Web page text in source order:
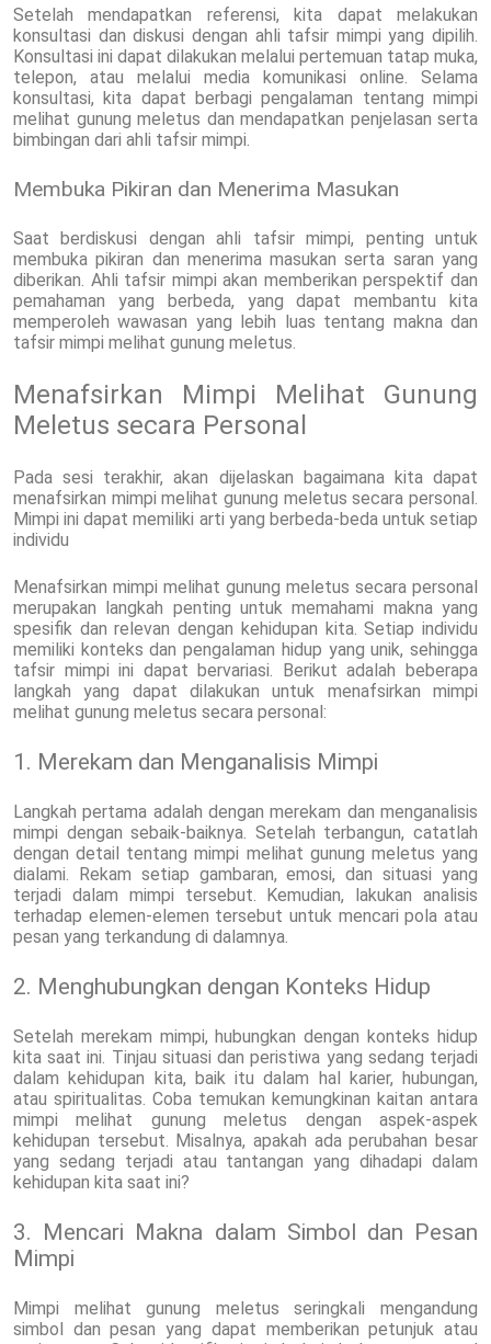
Setelah mendapatkan referensi, kita dapat melakukan
konsultasi dan diskusi dengan ahli tafsir mimpi yang dipilih.
Konsultasi ini dapat dilakukan melalui pertemuan tatap muka,
telepon, atau melalui media komunikasi online. Selama
konsultasi, kita dapat berbagi pengalaman tentang mimpi
melihat gunung meletus dan mendapatkan penjelasan serta
bimbingan dari ahli tafsir mimpi.
Membuka Pikiran dan Menerima Masukan
Saat berdiskusi dengan ahli tafsir mimpi, penting untuk
membuka pikiran dan menerima masukan serta saran yang
diberikan. Ahli tafsir mimpi akan memberikan perspektif dan
pemahaman yang berbeda, yang dapat membantu kita
memperoleh wawasan yang lebih luas tentang makna dan
tafsir mimpi melihat gunung meletus.
Menafsirkan Mimpi Melihat Gunung
Meletus secara Personal
Pada sesi terakhir, akan dijelaskan bagaimana kita dapat
menafsirkan mimpi melihat gunung meletus secara personal.
Mimpi ini dapat memiliki arti yang berbeda-beda untuk setiap
individu
Menafsirkan mimpi melihat gunung meletus secara personal
merupakan langkah penting untuk memahami makna yang
spesifik dan relevan dengan kehidupan kita. Setiap individu
memiliki konteks dan pengalaman hidup yang unik, sehingga
tafsir mimpi ini dapat bervariasi. Berikut adalah beberapa
langkah yang dapat dilakukan untuk menafsirkan mimpi
melihat gunung meletus secara personal:
1. Merekam dan Menganalisis Mimpi
Langkah pertama adalah dengan merekam dan menganalisis
mimpi dengan sebaik-baiknya. Setelah terbangun, catatlah
dengan detail tentang mimpi melihat gunung meletus yang
dialami. Rekam setiap gambaran, emosi, dan situasi yang
terjadi dalam mimpi tersebut. Kemudian, lakukan analisis
terhadap elemen-elemen tersebut untuk mencari pola atau
pesan yang terkandung di dalamnya.
2. Menghubungkan dengan Konteks Hidup
Setelah merekam mimpi, hubungkan dengan konteks hidup
kita saat ini. Tinjau situasi dan peristiwa yang sedang terjadi
dalam kehidupan kita, baik itu dalam hal karier, hubungan,
atau spiritualitas. Coba temukan kemungkinan kaitan antara
mimpi melihat gunung meletus dengan aspek-aspek
kehidupan tersebut. Misalnya, apakah ada perubahan besar
yang sedang terjadi atau tantangan yang dihadapi dalam
kehidupan kita saat ini?
3. Mencari Makna dalam Simbol dan Pesan
Mimpi
Mimpi melihat gunung meletus seringkali mengandung
simbol dan pesan yang dapat memberikan petunjuk atau